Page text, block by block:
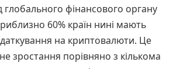
глобального фінансового органу
60% країн нині мають
на криптовалюти. Це
зростання порівняно з кількома